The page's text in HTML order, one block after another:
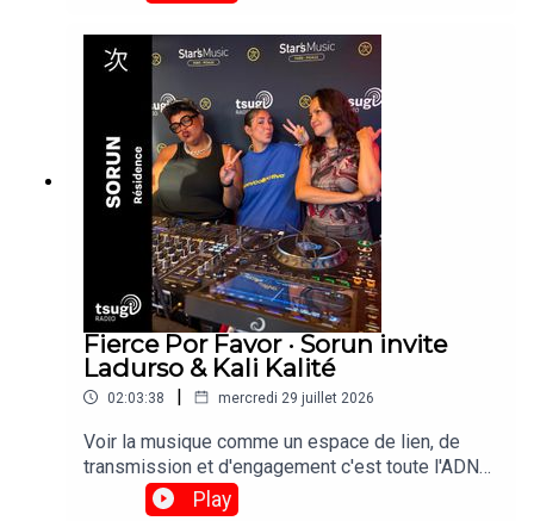
Photo
Fierce Por Favor · Sorun invite
Ladurso & Kali Kalité
02:03:38 | mercredi 29 juillet 2026
Voir la musique comme un espace de lien, de
transmission et d'engagement c'est toute l'ADN
de la résidence Fierce Por Favor, imaginé par
Play